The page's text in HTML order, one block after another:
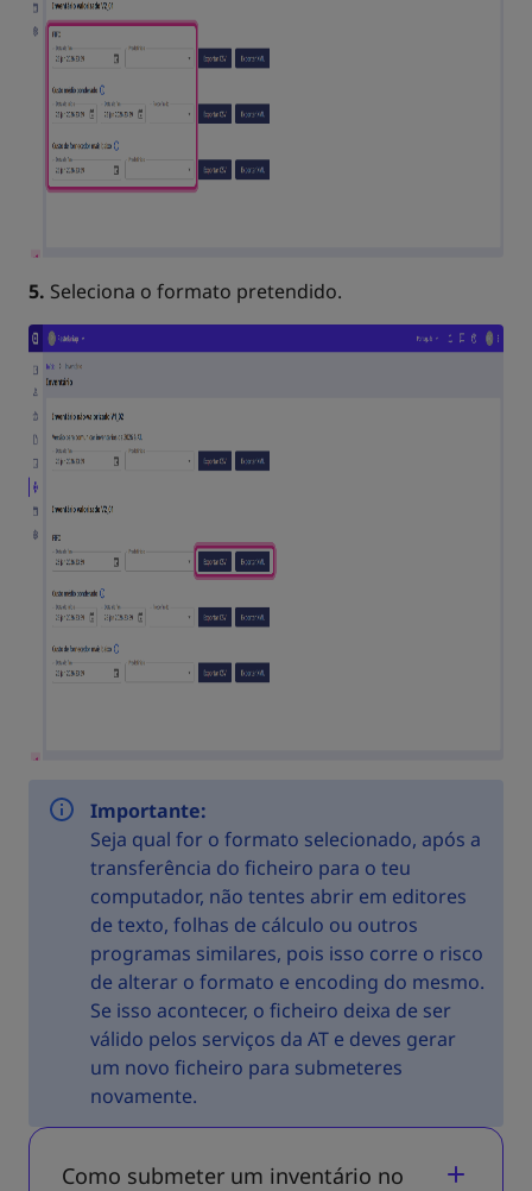
5. Seleciona o formato pretendido.
Importante:
Seja qual for o formato selecionado, após a
transferência do ficheiro para o teu
computador, não tentes abrir em editores
de texto, folhas de cálculo ou outros
programas similares, pois isso corre o risco
de alterar o formato e encoding do mesmo.
Se isso acontecer, o ficheiro deixa de ser
válido pelos serviços da AT e deves gerar
um novo ficheiro para submeteres
novamente.
Como submeter um inventário no